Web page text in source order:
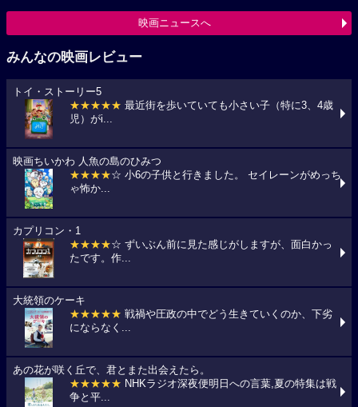
映画ニュースへ
みんなの映画レビュー
トイ・ストーリー5
★★★★★ 最近街を歩いていても小さい子（特に3、4歳
児）がi...
映画ちいかわ 人魚の島のひみつ
★★★★☆ 小6の子供と行きました。 セイレーンがめっち
ゃ怖か...
カプリコン・1
★★★★☆ ずいぶん前に見た感じがしますが、面白かっ
たです。作...
大統領のケーキ
★★★★★ 戦禍や圧政の中でどう生きていくのか、下劣
にならなく...
あの花が咲く丘で、君とまた出会えたら。
★★★★★ NHKラジオ深夜便明日への言葉,夏の特集は戦
争と平...